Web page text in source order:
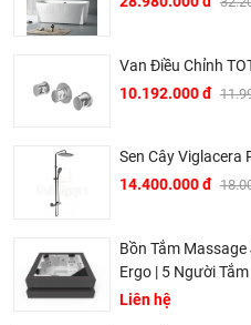
mãihấp dẫn, để biết chi
BRAVAT – TINH HOA
▶ Bravat là thương hiệu
Van Điều Chỉnh
10.192.000 đ
Sen Cây Viglacera
14.400.000 đ
Bồn Tắm
Ergo | 5 Người Tắm
Liên hệ